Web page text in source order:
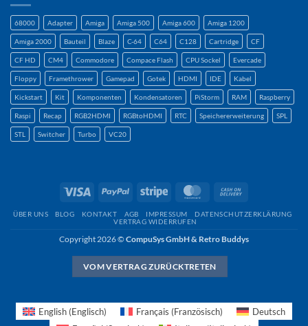
68000 Adapter Amiga Amiga 500 Amiga 600 Amiga 1200
Amiga 2000 Bauteil Blaze C-64 C64 C128 Cartridge CF
CF HD CM4 Commodore Compace Flash CPU Sockel Evercade
Floppy Framethrower Gamepad Gotek HDMI IDE Kabel
Kickstart Kit Komponenten Kondensatoren PiStorm RAM Raspberry
Raspi Recap RGB2HDMI RGBtoHDMI RTC Speichererweiterung SPL
STL Switcher Turbo VC20
Visum PayPal Streifen MasterCard
ÜBER UNS BLOG KONTAKT AGB IMPRESSUM
DATENSCHUTZERKLÄRUNG
VERTRAG WIDERRUFEN
Copyright 2026 © CompuSys GmbH & Retro Buddys
VOM VERTRAG ZURÜCKTRETEN
English(Englisch) Français (Französisch)
Deutsch